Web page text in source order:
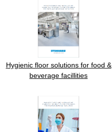
Hygienic floor solutions for food &
beverage facillities